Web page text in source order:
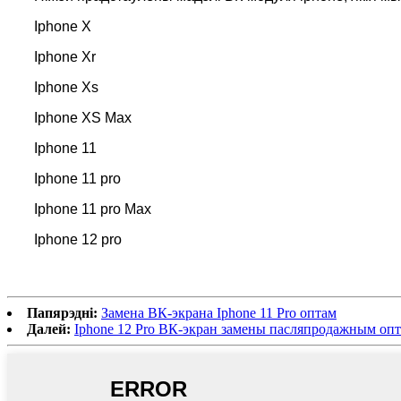
Iphone X
Iphone Xr
Iphone Xs
Iphone XS Max
Iphone 11
Iphone 11 pro
Iphone 11 pro Max
Iphone 12 pro
Папярэдні: Замена ВК-экрана Iphone 11 Pro оптам
Далей: Iphone 12 Pro ВК-экран замены пасляпродажным